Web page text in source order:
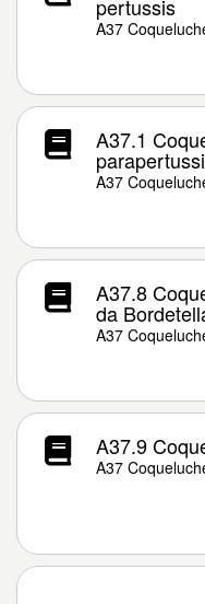
pertussis
A37
A37.1
A37
A37.8
da
A37
A37.9
A37